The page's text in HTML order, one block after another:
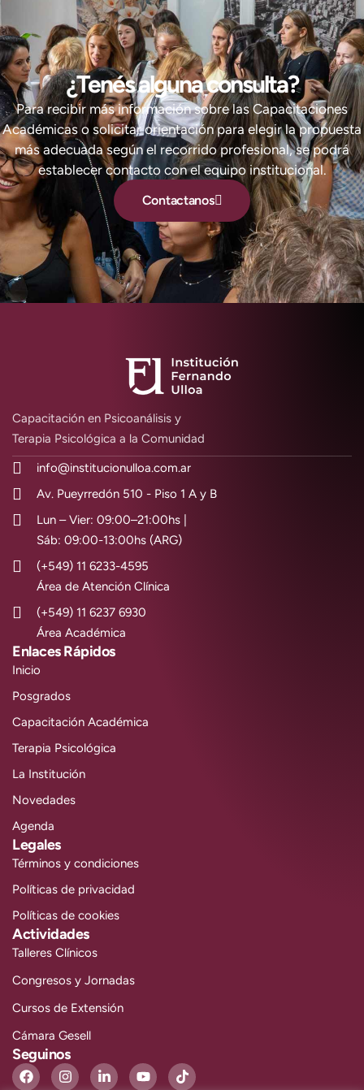
¿Tenés alguna consulta?
Para recibir más información sobre las Capacitaciones
Académicas o solicitar orientación para elegir la propuesta
más adecuada según el recorrido profesional, se podrá
establecer contacto con el equipo institucional.
Contactanos
Capacitación en Psicoanálisis y
Terapia Psicológica a la Comunidad
info@institucionulloa.com.ar
Av. Pueyrredón 510 - Piso 1 A y B
Lun – Vier: 09:00–21:00hs |
Sáb: 09:00-13:00hs (ARG)
(+549) 11 6233-4595
Área de Atención Clínica
(+549) 11 6237 6930
Área Académica
Enlaces Rápidos
Inicio
Posgrados
Capacitación Académica
Terapia Psicológica
La Institución
Novedades
Agenda
Legales
Términos y condiciones
Políticas de privacidad
Políticas de cookies
Actividades
Talleres Clínicos
Congresos y Jornadas
Cursos de Extensión
Cámara Gesell
Seguinos